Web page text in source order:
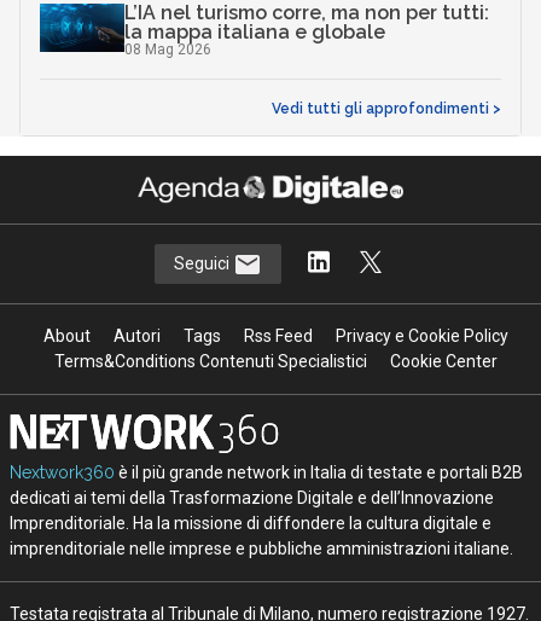
L’IA nel turismo corre, ma non per tutti:
la mappa italiana e globale
08 Mag 2026
Vedi tutti gli approfondimenti >
Seguici
About Autori Tags Rss Feed
Privacy e Cookie Policy
Terms&Conditions Contenuti Specialistici
Cookie Center
Nextwork360 è il più grande network in Italia di testate e portali B2B
dedicati ai temi della Trasformazione Digitale e dell’Innovazione
Imprenditoriale. Ha la missione di diffondere la cultura digitale e
imprenditoriale nelle imprese e pubbliche amministrazioni italiane.
Testata registrata al Tribunale di Milano, numero registrazione 1927.